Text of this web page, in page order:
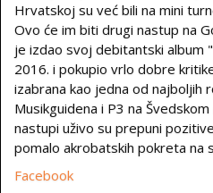
Hrvatskoj su već bili na mini
Ovo će im biti drugi nastup na
je izdao svoj debitantski album
2016. i pokupio vrlo dobre
izabrana kao jedna od najboljih
Musikguidena i P3 na
nastupi uživo su prepuni
pomalo akrobatskih pokreta na
Facebook